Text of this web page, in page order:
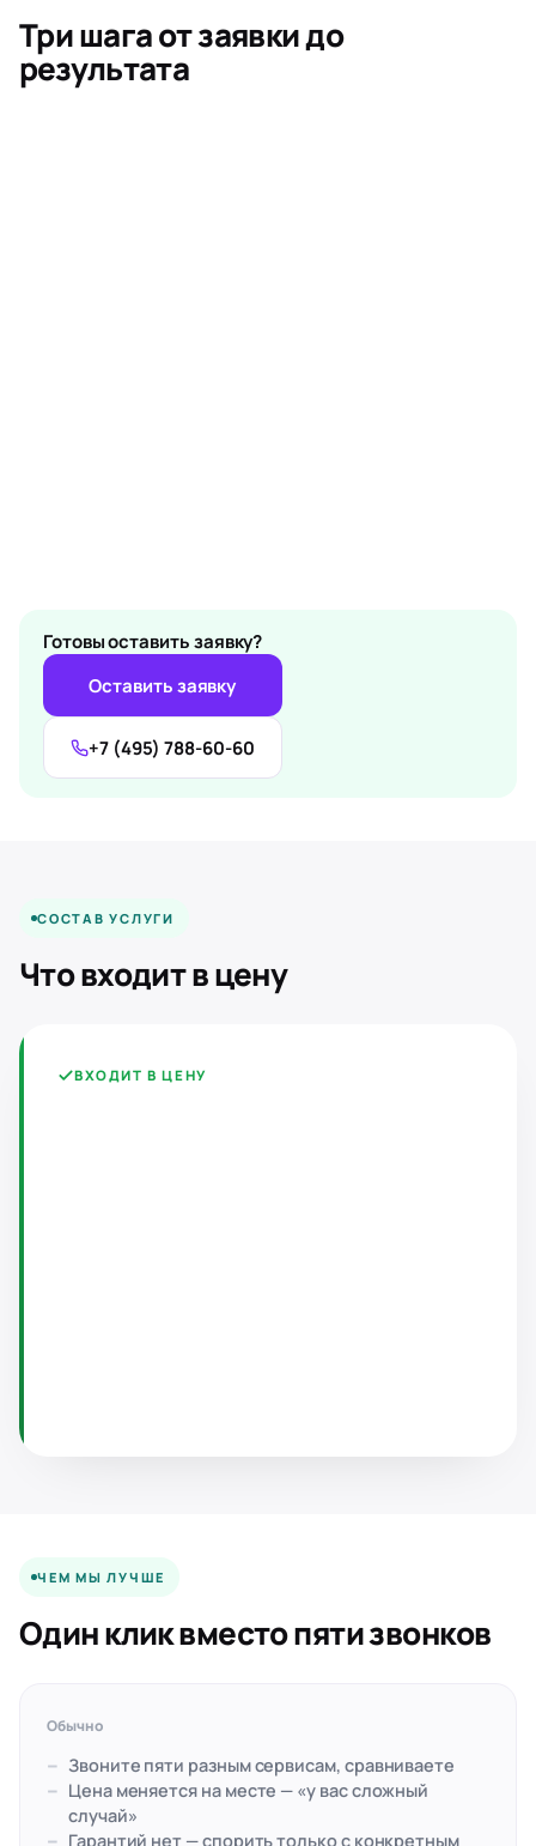
Три шага от заявки до
результата
Готовы оставить заявку?
Оставить заявку
+7 (495) 788-60-60
СОСТАВ УСЛУГИ
Что входит в цену
ВХОДИТ В ЦЕНУ
ЧЕМ МЫ ЛУЧШЕ
Один клик вместо пяти звонков
Обычно
Звоните пяти разным сервисам, сравниваете
Цена меняется на месте — «у вас сложный
случай»
Гарантий нет — спорить только с конкретным